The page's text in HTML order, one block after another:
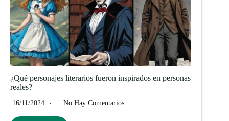
¿Qué personajes literarios fueron inspirados en personas
reales?
16/11/2024 No Hay Comentarios